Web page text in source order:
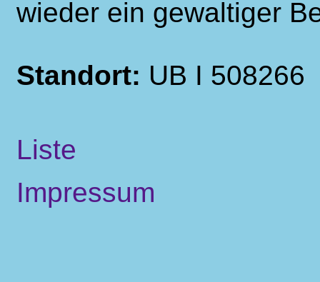
wieder ein gewaltiger
Standort: UB I 508266
Liste
Impressum